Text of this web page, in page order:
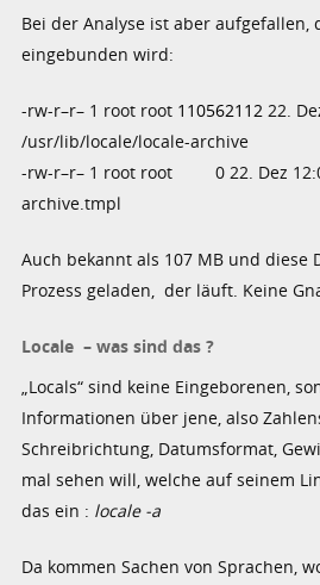
Bei der Analyse ist aber aufgefallen,
eingebunden wird:
-rw-r–r– 1 root root 110562112 22.
/usr/lib/locale/locale-archive
-rw-r–r– 1 root root 0 22. Dez
archive.tmpl
Auch bekannt als 107 MB und diese
Prozess geladen, der läuft. Keine
Locale – was sind das ?
„Locals“ sind keine Eingeborenen,
Informationen über jene, also
Schreibrichtung, Datumsformat,
mal sehen will, welche auf seinem
das ein : locale -a
Da kommen Sachen von Sprachen,